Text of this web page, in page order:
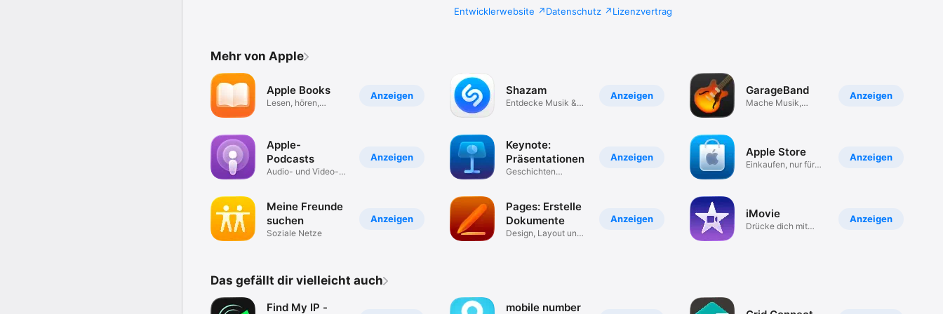
Entwicklerwebsite Datenschutz Lizenzvertrag
Mehr von Apple
Anzeigen
Apple Books
Lesen, hören,
Anzeigen
Apple-
Podcasts
Audio- und Video-
Anzeigen
Meine Freunde
suchen
Soziale Netze
Anzeigen
Shazam
Entdecke Musik &
Anzeigen
Keynote:
Präsentationen
Geschichten
Anzeigen
Pages: Erstelle
Dokumente
Design, Layout und
Anzeigen
GarageBand
Mache Musik,
Anzeigen
Apple Store
Einkaufen, nur für
Anzeigen
iMovie
Drücke dich mit
Das gefällt dir vielleicht auch
Find My IP - mobile number